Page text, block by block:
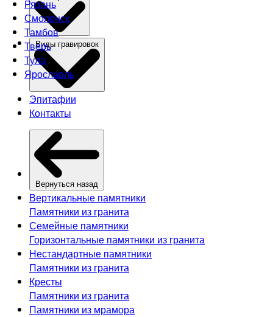
Рязань
Смоленск
Тамбов
Тверь
Тула
Ярославль
Эпитафии
Контакты
Вернуться назад
Вертикальные памятники
Памятники из гранита
Семейные памятники
Горизонтальные памятники из гранита
Нестандартные памятники
Памятники из гранита
Кресты
Памятники из гранита
Памятники из мрамора